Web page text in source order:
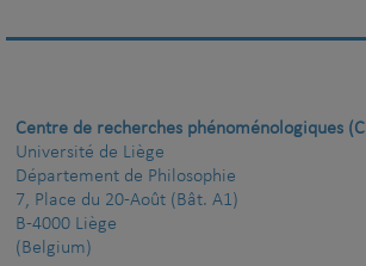
Centre de recherches phénoménologiques
Université de Liège
Département de Philosophie
7, Place du 20-Août (Bât. A1)
B-4000 Liège
(Belgium)